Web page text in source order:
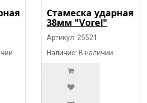
Стамеска ударная
38мм "Vorel"
Артикул: 25521
Наличие: В наличии